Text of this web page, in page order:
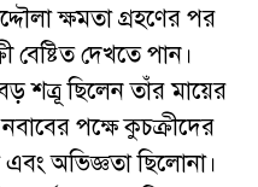
ক্ষমতা গ্রহণের পর
বেষ্টিত দেখতে পান।
শত্রূ ছিলেন তাঁর মায়ের
পক্ষে কুচক্রীদের
অভিজ্ঞতা ছিলোনা।